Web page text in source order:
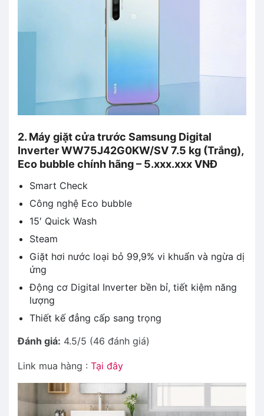
2. Máy giặt cửa trước Samsung Digital
Inverter WW75J42G0KW/SV 7.5 kg (Trắng),
Eco bubble chính hãng – 5.xxx.xxx VNĐ
Smart Check
Công nghệ Eco bubble
15′ Quick Wash
Steam
Giặt hơi nước loại bỏ 99,9% vi khuẩn và ngừa dị
ứng
Động cơ Digital Inverter bền bỉ, tiết kiệm năng
lượng
Thiết kế đẳng cấp sang trọng
Đánh giá: 4.5/5 (46 đánh giá)
Link mua hàng : Tại đây